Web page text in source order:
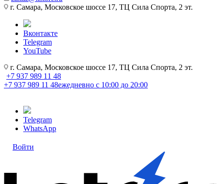
г. Самара, Московское шоссе 17, ТЦ Сила Спорта, 2 эт.
Вконтакте
Telegram
YouTube
г. Самара, Московское шоссе 17, ТЦ Сила Спорта, 2 эт.
+7 937 989 11 48
+7 937 989 11 48ежедневно с 10:00 до 20:00
Telegram
WhatsApp
Войти